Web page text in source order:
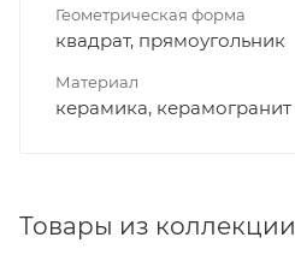
Геометрическая форма
квадрат, прямоугольник
Материал
керамика, керамогранит
Товары из коллекции